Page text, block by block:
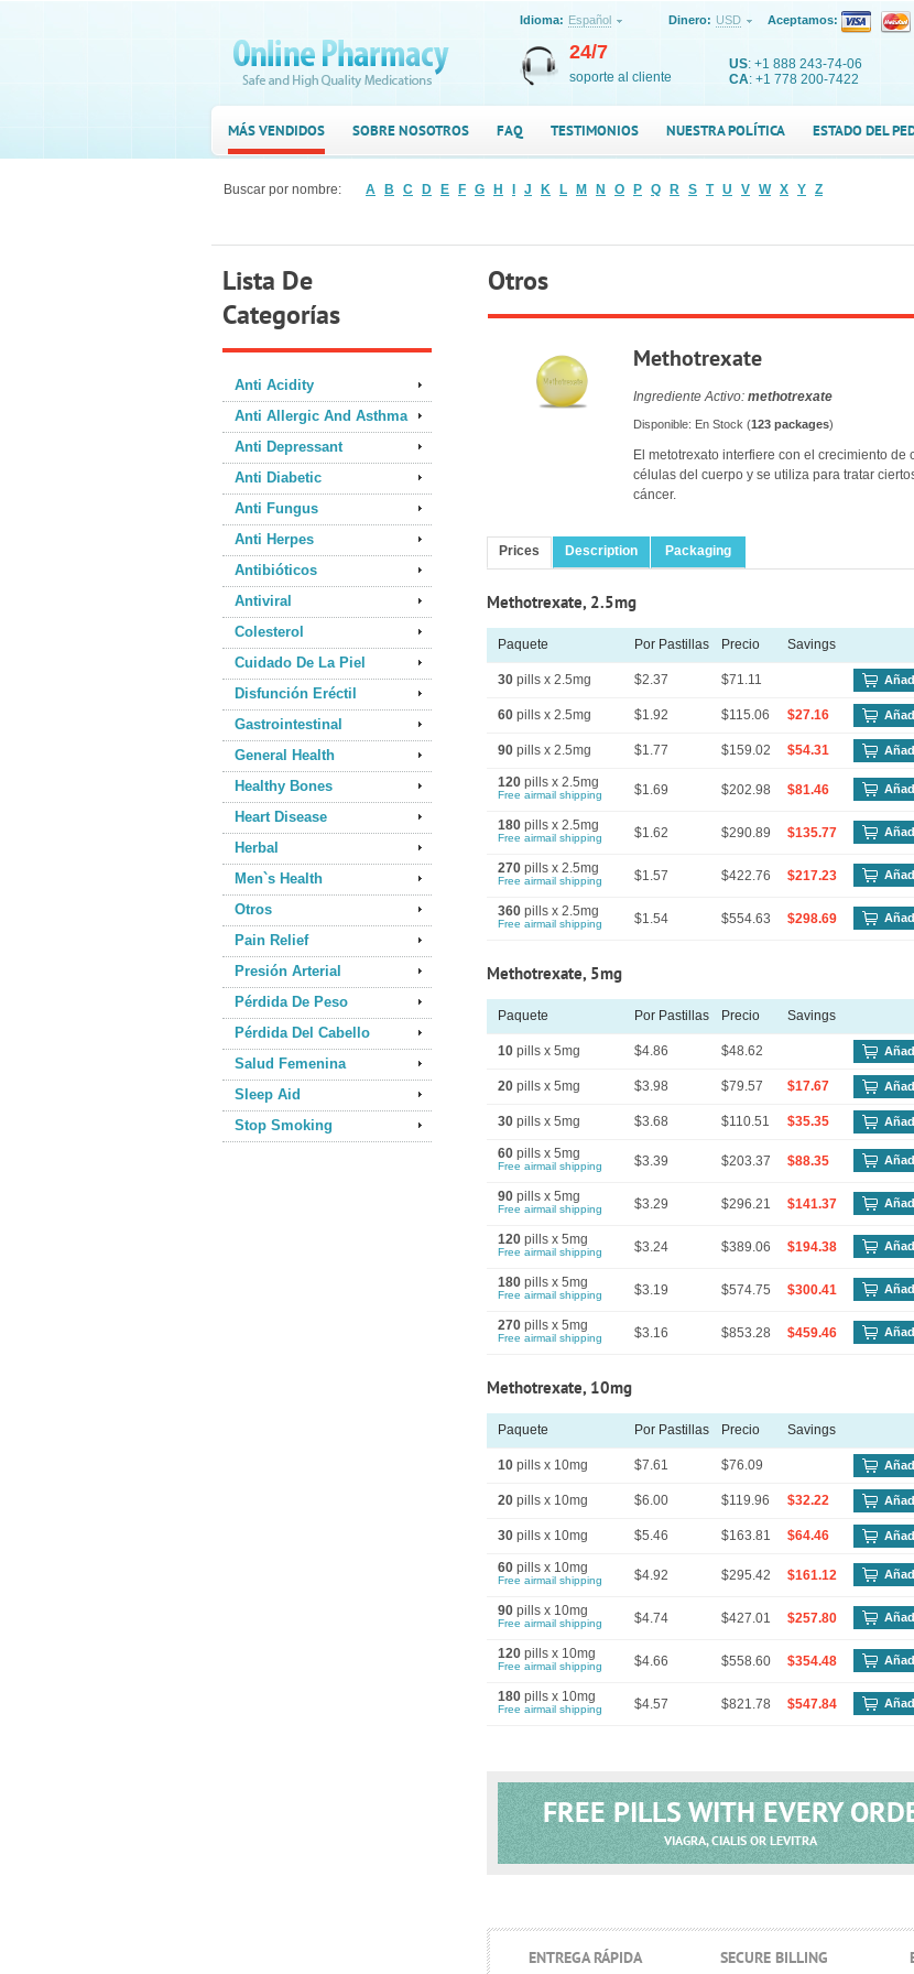
Idioma: Español Dinero: USD Aceptamos:
24/7
soporte al cliente
US: +1 888 243-74-06
CA: +1 778 200-7422
MÁS VENDIDOS SOBRE NOSOTROS FAQ TESTIMONIOS NUESTRA POLÍTICA ESTADO DEL
Buscar por nombre: A B C D E F G H J K L M N O P Q R S T U V W X Y Z
Lista De
Categorías
Anti Acidity
Anti Allergic And Asthma
Anti Depressant
Anti Diabetic
Anti Fungus
Anti Herpes
Antibióticos
Antiviral
Colesterol
Cuidado De La Piel
Disfunción Eréctil
Gastrointestinal
General Health
Healthy Bones
Heart Disease
Herbal
Men`s Health
Otros
Pain Relief
Presión Arterial
Pérdida De Peso
Pérdida Del Cabello
Salud Femenina
Sleep Aid
Stop Smoking
Otros
Methotrexate
Ingrediente Activo: methotrexate
Disponible: En Stock (123 packages)
El metotrexato interfiere con el crecimiento de
células del cuerpo y se utiliza para tratar
cáncer.
Prices Description Packaging
Methotrexate, 2.5mg
Paquete Por Pastillas Precio Savings
30 pills x 2.5mg $2.37 $71.11
60 pills x 2.5mg $1.92 $115.06 $27.16
90 pills x 2.5mg $1.77 $159.02 $54.31
120 pills x 2.5mg
Free airmail shipping $1.69 $202.98 $81.46
180 pills x 2.5mg
Free airmail shipping $1.62 $290.89 $135.77
270 pills x 2.5mg
Free airmail shipping $1.57 $422.76 $217.23
360 pills x 2.5mg
Free airmail shipping $1.54 $554.63 $298.69
Methotrexate, 5mg
Paquete Por Pastillas Precio Savings
10 pills x 5mg $4.86 $48.62
20 pills x 5mg $3.98 $79.57 $17.67
30 pills x 5mg $3.68 $110.51 $35.35
60 pills x 5mg
Free airmail shipping $3.39 $203.37 $88.35
90 pills x 5mg
Free airmail shipping $3.29 $296.21 $141.37
120 pills x 5mg
Free airmail shipping $3.24 $389.06 $194.38
180 pills x 5mg
Free airmail shipping $3.19 $574.75 $300.41
270 pills x 5mg
Free airmail shipping $3.16 $853.28 $459.46
Methotrexate, 10mg
Paquete Por Pastillas Precio Savings
10 pills x 10mg $7.61 $76.09
20 pills x 10mg $6.00 $119.96 $32.22
30 pills x 10mg $5.46 $163.81 $64.46
60 pills x 10mg
Free airmail shipping $4.92 $295.42 $161.12
90 pills x 10mg
Free airmail shipping $4.74 $427.01 $257.80
120 pills x 10mg
Free airmail shipping $4.66 $558.60 $354.48
180 pills x 10mg
Free airmail shipping $4.57 $821.78 $547.84
FREE PILLS WITH EVERY
VIAGRA, CIALIS OR LEVITRA
ENTREGA RÁPIDA SECURE BILLING